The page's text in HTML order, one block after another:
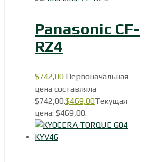
Panasonic CF-
RZ4
$742,00 Первоначальная
цена составляла
$742,00.$469,00Текущая
цена: $469,00.